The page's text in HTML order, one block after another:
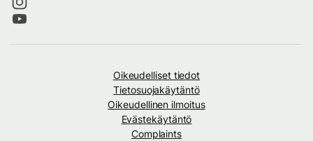
Oikeudelliset tiedot
Tietosuojakäytäntö
Oikeudellinen ilmoitus
Evästekäytäntö
Complaints